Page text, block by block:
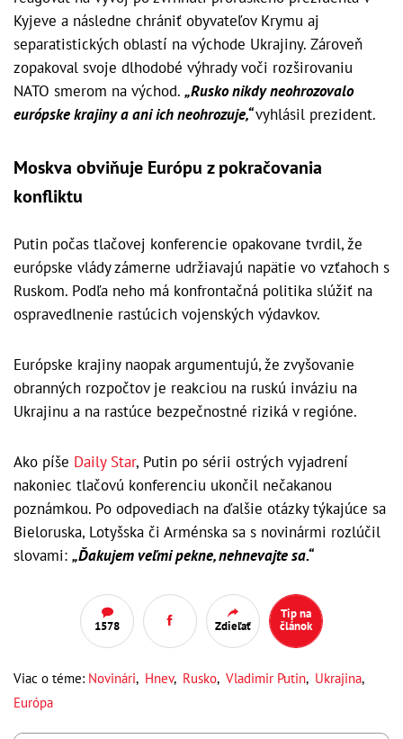
Kyjeve a následne chrániť obyvateľov Krymu aj
separatistických oblastí na východe Ukrajiny. Zároveň
zopakoval svoje dlhodobé výhrady voči rozširovaniu
NATO smerom na východ. „Rusko nikdy neohrozovalo
európske krajiny a ani ich neohrozuje,“vyhlásil prezident.
Moskva obviňuje Európu z pokračovania
konfliktu
Putin počas tlačovej konferencie opakovane tvrdil, že
európske vlády zámerne udržiavajú napätie vo vzťahoch s
Ruskom. Podľa neho má konfrontačná politika slúžiť na
ospravedlnenie rastúcich vojenských výdavkov.
Európske krajiny naopak argumentujú, že zvyšovanie
obranných rozpočtov je reakciou na ruskú inváziu na
Ukrajinu a na rastúce bezpečnostné riziká v regióne.
Ako píše Daily Star, Putin po sérii ostrých vyjadrení
nakoniec tlačovú konferenciu ukončil nečakanou
poznámkou. Po odpovediach na ďalšie otázky týkajúce sa
Bieloruska, Lotyšska či Arménska sa s novinármi rozlúčil
slovami: „Ďakujem veľmi pekne, nehnevajte sa.“
1578 Zdieľať
Tip na
článok
Viac o téme: Novinári, Hnev, Rusko, Vladimir Putin, Ukrajina,
Európa